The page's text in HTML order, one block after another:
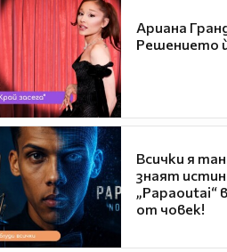
Ариана
Решението
Всички я
знаят
„Papaoutai“
от човек!